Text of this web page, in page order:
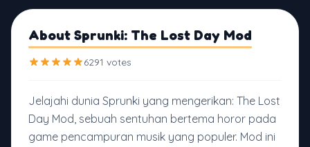
About Sprunki: The Lost Day Mod
6291 votes
Jelajahi dunia Sprunki yang mengerikan: The Lost
Day Mod, sebuah sentuhan bertema horor pada
game pencampuran musik yang populer. Mod ini